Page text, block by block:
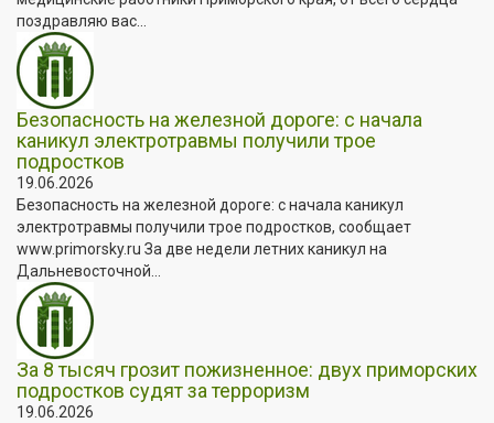
поздравляю вас...
Безопасность на железной дороге: с начала
каникул электротравмы получили трое
подростков
19.06.2026
Безопасность на железной дороге: с начала каникул
электротравмы получили трое подростков, сообщает
www.primorsky.ru За две недели летних каникул на
Дальневосточной...
За 8 тысяч грозит пожизненное: двух приморских
подростков судят за терроризм
19.06.2026